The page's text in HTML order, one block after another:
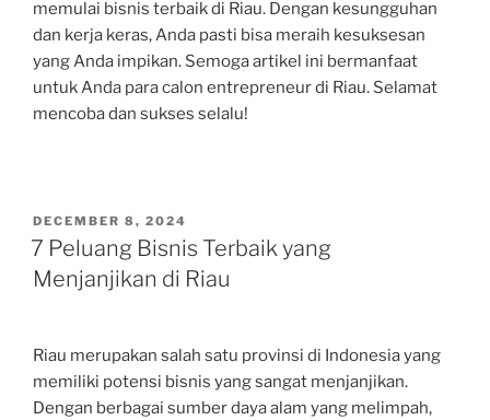
memulai bisnis terbaik di Riau. Dengan kesungguhan
dan kerja keras, Anda pasti bisa meraih kesuksesan
yang Anda impikan. Semoga artikel ini bermanfaat
untuk Anda para calon entrepreneur di Riau. Selamat
mencoba dan sukses selalu!
POSTED
ON
DECEMBER 8, 2024
7 Peluang Bisnis Terbaik yang
Menjanjikan di Riau
Riau merupakan salah satu provinsi di Indonesia yang
memiliki potensi bisnis yang sangat menjanjikan.
Dengan berbagai sumber daya alam yang melimpah,